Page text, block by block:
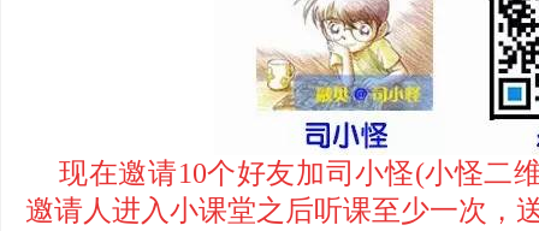
现在邀请10个好友加司小怪(小怪二
邀请人进入小课堂之后听课至少一次，